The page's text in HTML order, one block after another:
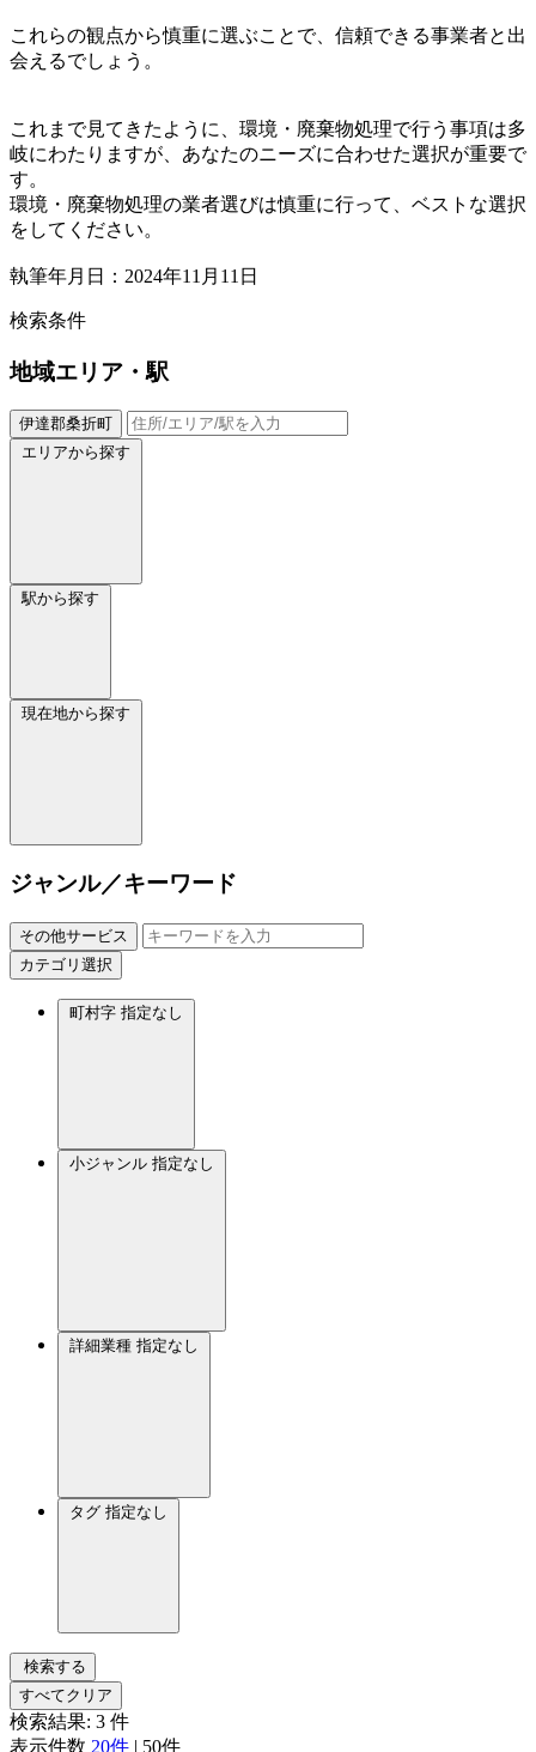
これらの観点から慎重に選ぶことで、信頼できる事業者と出
会えるでしょう。
これまで見てきたように、環境・廃棄物処理で行う事項は多
岐にわたりますが、あなたのニーズに合わせた選択が重要で
す。
環境・廃棄物処理の業者選びは慎重に行って、ベストな選択
をしてください。
執筆年月日：2024年11月11日
検索条件
地域エリア・駅
伊達郡桑折町
エリアから探す
駅から探す
現在地から探す
ジャンル／キーワード
その他サービス
カテゴリ選択
町村字 指定なし
小ジャンル 指定なし
詳細業種 指定なし
タグ 指定なし
検索する
すべてクリア
検索結果: 3 件
表示件数 20件 | 50件